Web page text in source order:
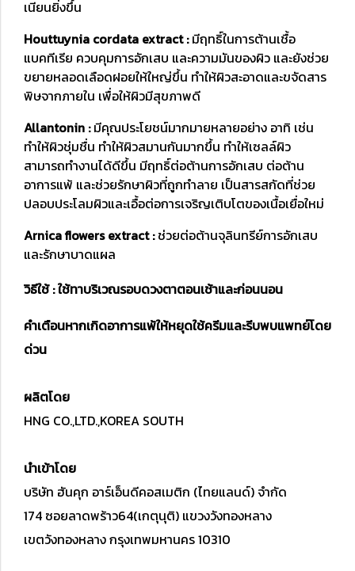
เนียนยิ่งขึ้น
Houttuynia cordata extract :มีฤทธิ์ในการต้านเชื้อ
แบคทีเรีย ควบคุมการอักเสบ และความมันของผิว และยังช่วย
ขยายหลอดเลือดฝอยให้ใหญ่ขึ้น ทำให้ผิวสะอาดและขจัดสาร
พิษจากภายใน เพื่อให้ผิวมีสุขภาพดี
Allantonin :มีคุณประโยชน์มากมายหลายอย่าง อาทิ เช่น
ทำให้ผิวชุ่มชื่น ทำให้ผิวสมานกันมากขึ้น ทำให้เซลล์ผิว
สามารถทำงานได้ดีขึ้น มีฤทธิ์ต่อต้านการอักเสบ ต่อต้าน
อาการแพ้ และช่วยรักษาผิวที่ถูกทำลาย เป็นสารสกัดที่ช่วย
ปลอบประโลมผิวและเอื้อต่อการเจริญเติบโตของเนื้อเยื่อใหม่
Arnica flowers extract :ช่วยต่อต้านจุลินทรีย์การอักเสบ
และรักษาบาดแผล
วิธีใช้ : ใช้ทาบริเวณรอบดวงตาตอนเช้าและก่อนนอน
คำเตือนหากเกิดอาการแพ้ให้หยุดใช้ครีมและรีบพบแพทย์โดย
ด่วน
ผลิตโดย
HNG CO.,LTD.,KOREA SOUTH
นำเข้าโดย
บริษัท ฮันคุก อาร์เอ็นดีคอสเมติก (ไทยแลนด์) จำกัด
174 ซอยลาดพร้าว64(เกตุนุติ) แขวงวังทองหลาง
เขตวังทองหลาง กรุงเทพมหานคร 10310